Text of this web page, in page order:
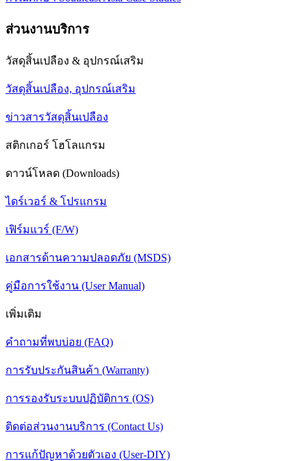
ส่วนงานบริการ
วัสดุสิ้นเปลือง & อุปกรณ์เสริม
วัสดุสิ้นเปลือง, อุปกรณ์เสริม
ข่าวสารวัสดุสิ้นเปลือง
สติกเกอร์ โฮโลแกรม
ดาวน์โหลด (Downloads)
ไดร์เวอร์ & โปรแกรม
เฟิร์มแวร์ (F/W)
เอกสารด้านความปลอดภัย (MSDS)
คู่มือการใช้งาน (User Manual)
เพิ่มเติม
คำถามที่พบบ่อย (FAQ)
การรับประกันสินค้า (Warranty)
การรองรับระบบปฏิบัติการ (OS)
ติดต่อส่วนงานบริการ (Contact Us)
การแก้ปัญหาด้วยตัวเอง (User-DIY)